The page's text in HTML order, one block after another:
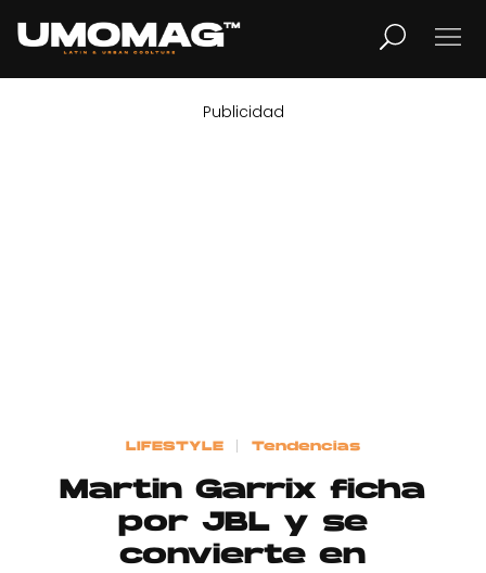
LIFESTYLE
Contacto
Publicidad
LIFESTYLE Tendencias
Martin Garrix ficha
por JBL y se
convierte en